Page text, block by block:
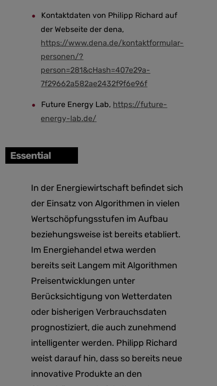
Kontaktdaten von Philipp Richard auf
der Webseite der dena,
https://www.dena.de/kontaktformular-
personen/?
person=281&cHash=407e29a-
7f29662a582ae2432f9f6e96f
Future Energy Lab, https://future-
energy-lab.de/
Essential
In der Energiewirtschaft befindet sich
der Einsatz von Algorithmen in vielen
Wertschöpfungsstufen im Aufbau
beziehungsweise ist bereits etabliert.
Im Energiehandel etwa werden
bereits seit Langem mit Algorithmen
Preisentwicklungen unter
Berücksichtigung von Wetterdaten
oder bisherigen Verbrauchsdaten
prognostiziert, die auch zunehmend
intelligenter werden. Philipp Richard
weist darauf hin, dass so bereits neue
innovative Produkte an den